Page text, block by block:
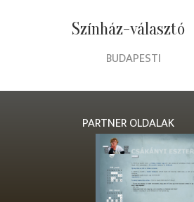
Színház-választó
BUDAPESTI
PARTNER OLDALAK